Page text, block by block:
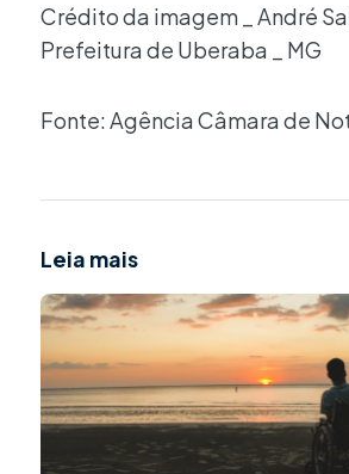
Crédito da imagem _ André
Prefeitura de Uberaba _ MG
Fonte: Agência Câmara de
Leia mais